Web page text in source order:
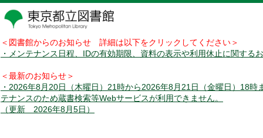
＜図書館からのお知らせ 詳細は以下をクリックしてください＞
・メンテナンス日程、IDの有効期限、資料の表示や利用休止に関する
＜最新のお知らせ＞
・2026年8月20日（木曜日）21時から2026年8月21日（金曜日）18時
テナンスのため蔵書検索等Webサービスが利用できません。
（更新 2026年8月5日）